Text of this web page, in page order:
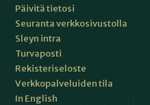
Päivitä tietosi
Seuranta verkkosivustolla
Sleyn intra
Turvaposti
Rekisteriseloste
Verkkopalveluiden tila
In English